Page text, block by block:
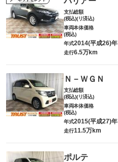
支払総額
(税込)(リ済込)
車両本体価格
(税込)
年式2014(平成26)年
走行6.5万km
Ｎ－ＷＧＮ
支払総額
(税込)(リ済込)
車両本体価格
(税込)
年式2015(平成27)年
走行11.5万km
ポルテ